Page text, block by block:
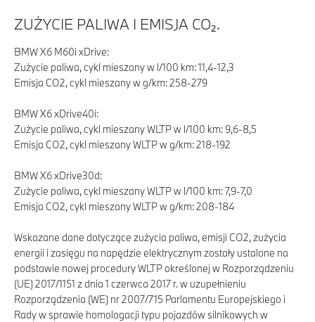
ZUŻYCIE PALIWA I EMISJA CO₂.
BMW X6 M60i xDrive:
Zużycie paliwa, cykl mieszany w l/100 km: 11,4-12,3
Emisja CO2, cykl mieszany w g/km: 258-279
BMW X6 xDrive40i:
Zużycie paliwa, cykl mieszany WLTP w l/100 km: 9,6-8,5
Emisja CO2, cykl mieszany WLTP w g/km: 218-192
BMW X6 xDrive30d:
Zużycie paliwa, cykl mieszany WLTP w l/100 km: 7,9-7,0
Emisja CO2, cykl mieszany WLTP w g/km: 208-184
Wskazane dane dotyczące zużycia paliwa, emisji CO2, zużycia
energii i zasięgu na napędzie elektrycznym zostały ustalone na
podstawie nowej procedury WLTP określonej w Rozporządzeniu
(UE) 2017/1151 z dnia 1 czerwca 2017 r. w uzupełnieniu
Rozporządzenia (WE) nr 2007/715 Parlamentu Europejskiego i
Rady w sprawie homologacji typu pojazdów silnikowych w